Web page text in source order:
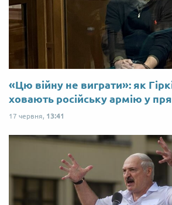
«Цю війну не виграти»: як
ховають російську армію у
17 червня, 13:41